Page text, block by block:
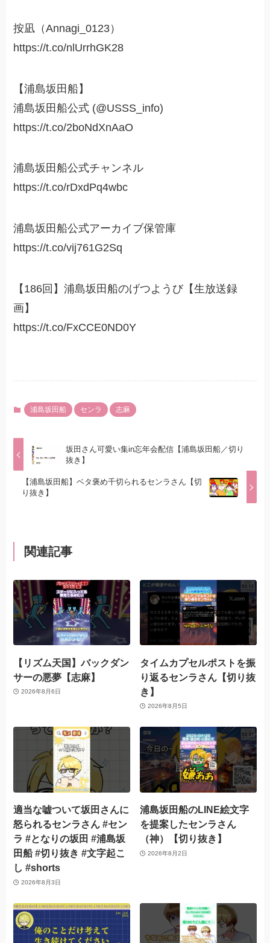
按凪（Annagi_0123）
https://t.co/nlUrrhGK28
【浦島坂田船】
浦島坂田船公式 (@USSS_info)
https://t.co/2boNdXnAaO
浦島坂田船公式チャンネル
https://t.co/rDxdPq4wbc
浦島坂田船公式アーカイブ保管庫
https://t.co/vij761G2Sq
【186回】浦島坂田船のげつようび【生放送録
画】
https://t.co/FxCCE0ND0Y
浦島坂田船 センラ 志麻
坂田さん可愛い集in忘年会配信【浦島坂田船／切り
抜き】
【浦島坂田船】ベタ褒め千切られるセンラさん【切
り抜き】
関連記事
【リズム天国】バックダン
サーの悪夢【志麻】
2026年8月6日
タイムカプセルポストを振
り返るセンラさん【切り抜
き】
2026年8月5日
適当な嘘ついて坂田さんに
怒られるセンラさん #セン
ラ #となりの坂田 #浦島坂
田船 #切り抜き #文字起こ
し #shorts
2026年8月3日
浦島坂田船のLINE絵文字
を提案したセンラさん
（神）【切り抜き】
2026年8月2日